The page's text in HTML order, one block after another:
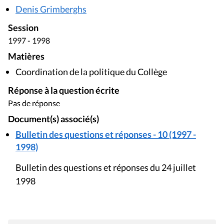
Denis Grimberghs
Session
1997 - 1998
Matières
Coordination de la politique du Collège
Réponse à la question écrite
Pas de réponse
Document(s) associé(s)
Bulletin des questions et réponses - 10 (1997 -
1998)
Bulletin des questions et réponses du 24 juillet
1998